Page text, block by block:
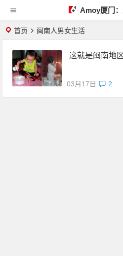
Amoy厦门
首页 闽南人男女生活
这就是闽南地
03月17日 2